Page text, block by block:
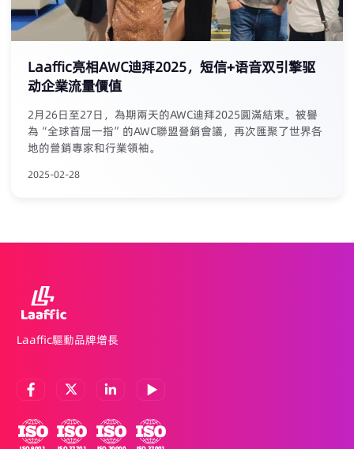
Laaffic亮相AWC迪拜2025，短信+语音双引擎驱
动企業流量價值
2月26日至27日，為期兩天的AWC迪拜2025圓滿結束。被譽
為“全球首屈一指”的AWC聯盟營銷會議，再次匯聚了世界各
地的營銷專家和行業領袖。
2025-02-28
Laaffic驅動品牌增長